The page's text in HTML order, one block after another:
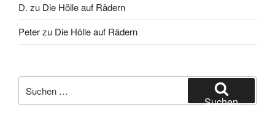
D. zu Die Hölle auf Rädern
Peterzu Die Hölle auf Rädern
nach:
Suchen